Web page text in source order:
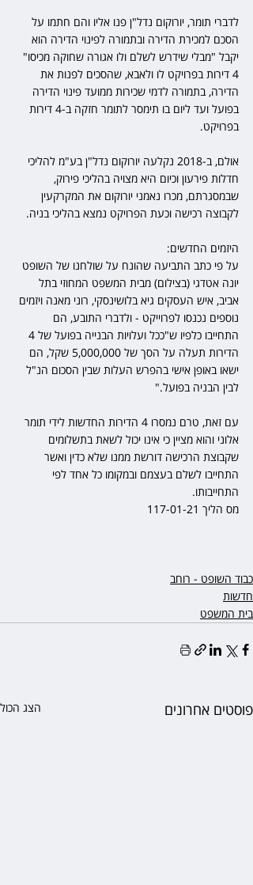
לדברי תומר, יורוקום נדל"ן פנו אליו והם חתמו על
הסכם למכירת הדירה ובתמורה לפינוי הדירה הוא
יקבל "מבלי שידרש לשלם ולו אגורה שחוקה מכיסו"
4 דירות בפרויקט לו ולאבא, שהסכים לפנות את
הדירה, בתמורה לדמי שכירות ממועד פינוי הדירה
בפועל ועד ליום בו תימסר לתומר חזקה ב-4 דירות
בפרויקט.
אולם, ב-2018 נקלעה יורוקום נדל"ן בע"מ להליכי
חדלות פירעון וכיום היא מצויה בהליכי פירוק,
שבמסגרתם, מכרו נאמני יורוקום את המקרקעין
לקבוצה רכישה וכעת הפרויקט נמצא בהליכי בניה.
היזמים החדשים:
על פי כתב התביעה שהונח על שולחנו של השופט
יונה אטדגי (בצילום) מבית המשפט המחוזי בתל
אביב, איש העסקים גיא בלושינסקי, רוני מאנה ויזמים
נוספים נכנסו לפרוייקט - ולדברי התובע, הם
הדירות תעלה על הסך של 5,000,000 שקל, הם
ישאו באופן אישי בהפרש העלות שבין הסכום הנ"ל
לבין הבניה בפועל."
עם זאת, טרם נמסרו 4 הדירות החדשות לידי תומר
אלוני והוא מציין כי אינו יכול לשאת בתשלומים
שקבוצת הרכישה דורשת ממנו שלא כדין ואשר
התחייבו לשלם בעצמם ובמקומו כל אחד לפי
התחייבותו.
מס הליך 117-01-21
כבוד השופט - רוחב
חדשות
בית המשפט
פוסטים אחרונים הצג הכול